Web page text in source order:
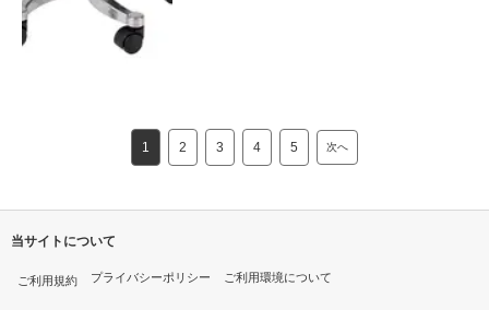
1 2 3 4 5 次へ
当サイトについて
ご利用規約 プライバシーポリシー ご利用環境について